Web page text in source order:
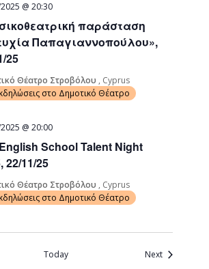
παράσταση
Παπαγιαννοπούλου»,
25
@ 20:30
Θέατρο Στροβόλου , Cyprus
στο Δημοτικό Θέατρο
School Talent Night
22/11/25
@ 20:00
Θέατρο Στροβόλου , Cyprus
στο Δημοτικό Θέατρο
Today NextEvents